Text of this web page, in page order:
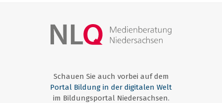
Schauen Sie auch vorbei auf dem
Portal Bildung in der digitalen Welt
im Bildungsportal Niedersachsen.